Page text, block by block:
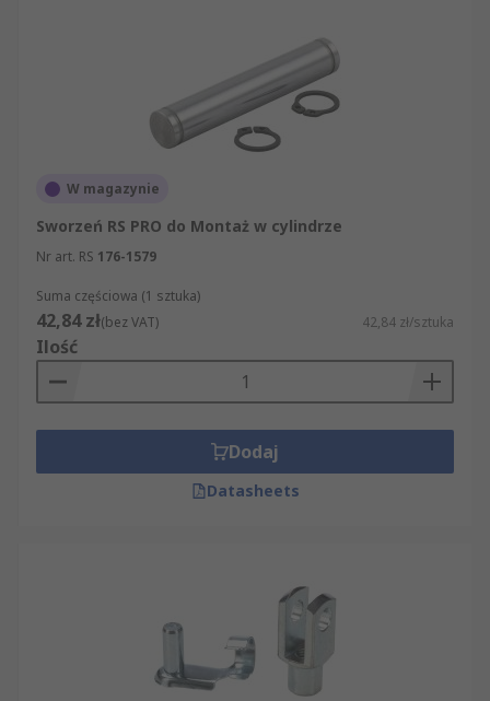
W magazynie
Sworzeń RS PRO do Montaż w cylindrze
Nr art. RS 176-1579
Suma częściowa (1 sztuka)
42,84 zł(bez VAT) 42,84 zł/sztuka
Ilość
Dodaj
Datasheets